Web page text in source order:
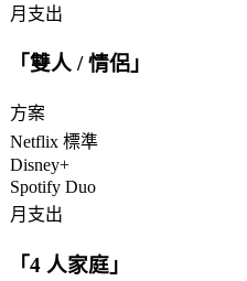
月支出
「雙人 / 情侶 」
方案
Netflix 標準
Disney+
Spotify Duo
月支出
「4 人家庭 」